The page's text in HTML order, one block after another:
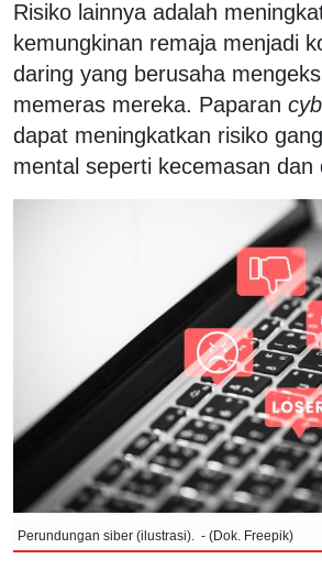
Risiko lainnya adalah
kemungkinan remaja menjadi
daring yang berusaha
memeras mereka. Paparan
dapat meningkatkan risiko
mental seperti kecemasan dan
Perundungan siber (ilustrasi). - (Dok. Freepik)